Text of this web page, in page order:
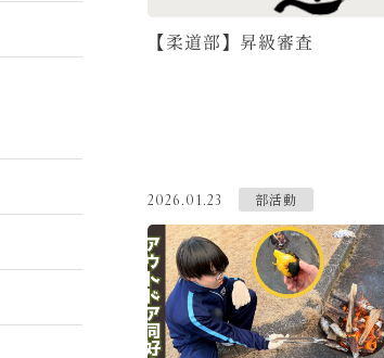
【柔道部】昇級審査
2026.01.23 部活動